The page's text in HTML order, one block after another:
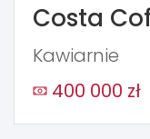
Costa
Kawiarnie
400 000 zł